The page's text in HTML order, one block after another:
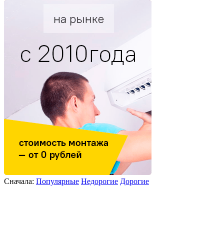
Сначала: Популярные Недорогие Дорогие